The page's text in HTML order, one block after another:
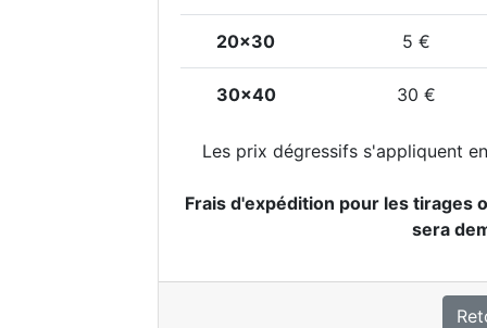
20x30 5 €
30x40 30 €
Les prix dégressifs s'appliquent
Frais d'expédition pour les tirages
sera